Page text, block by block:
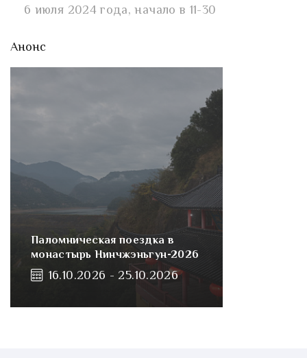
6 июля 2024 года, начало в 11-30
Анонс
Паломническая поездка в
монастырь Нинчжэньгун-2026
16.10.2026 - 25.10.2026